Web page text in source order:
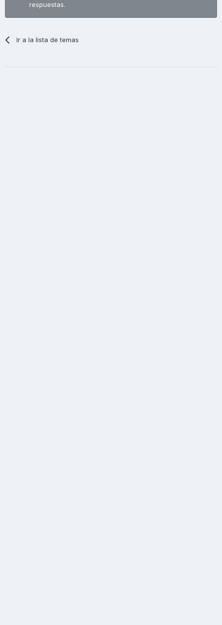
respuestas.
Ir a la lista de temas